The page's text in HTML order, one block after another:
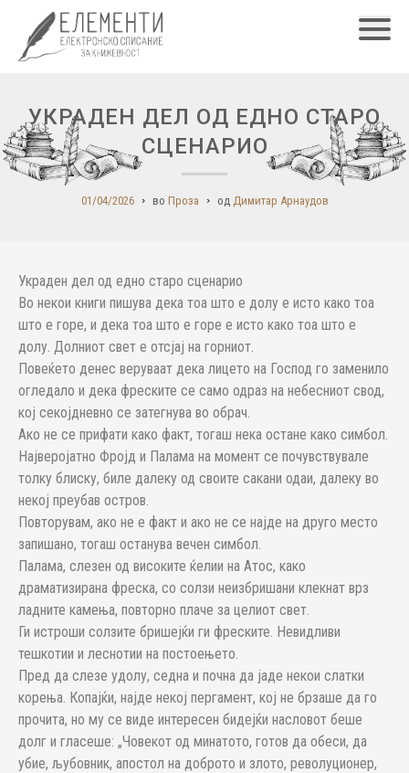
УКРАДЕН ДЕЛ ОД ЕДНО СТАРО
СЦЕНАРИО
01/04/2026 во Проза од Димитар Арнаудов
Украден дел од едно старо сценарио
Во некои книги пишува дека тоа што е долу е исто како тоа
што е горе, и дека тоа што е горе е исто како тоа што е
долу. Долниот свет е отсјај на горниот.
Повеќето денес веруваат дека лицето на Господ го заменило
огледало и дека фреските се само одраз на небесниот свод,
кој секојдневно се затегнува во обрач.
Ако не се прифати како факт, тогаш нека остане како симбол.
Најверојатно Фројд и Палама на момент се почувствувале
толку блиску, биле далеку од своите сакани одаи, далеку во
некој преубав остров.
Повторувам, ако не е факт и ако не се најде на друго место
запишано, тогаш останува вечен симбол.
Палама, слезен од високите ќелии на Атос, како
драматизирана фреска, со солзи неизбришани клекнат врз
ладните камења, повторно плаче за целиот свет.
Ги истроши солзите бришејќи ги фреските. Невидливи
тешкотии и леснотии на постоењето.
Пред да слезе удолу, седна и почна да јаде некои слатки
корења. Копајќи, најде некој пергамент, кој не брзаше да го
прочита, но му се виде интересен бидејќи насловот беше
долг и гласеше: „Човекот од минатото, готов да обеси, да
убие, љубовник, апостол на доброто и злото, револуционер,